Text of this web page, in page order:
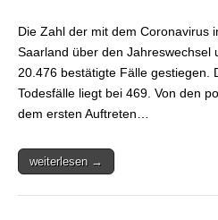
Die Zahl der mit dem Coronavirus
Saarland über den Jahreswechsel
20.476 bestätigte Fälle gestiegen.
Todesfälle liegt bei 469. Von den
dem ersten Auftreten…
weiterlesen →